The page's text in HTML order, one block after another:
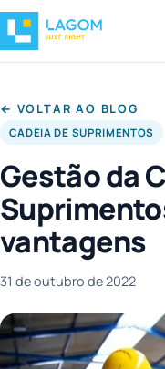
← VOLTAR AO BLOG
CADEIA DE SUPRIMENTOS
Gestão da
vantagens
31 de outubro de 2022